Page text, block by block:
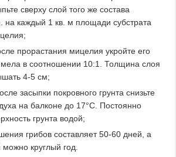
сверху слой того же состава
на каждый 1 кв. м площади субстрата
прорастания мицелия укройте его
в соотношении 10:1. Толщина слоя
4-5 см;
засыпки покровного грунта снизьте
на балконе до 17°C. Постоянно
грунта водой;
грибов составляет 50-60 дней, а
круглый год.